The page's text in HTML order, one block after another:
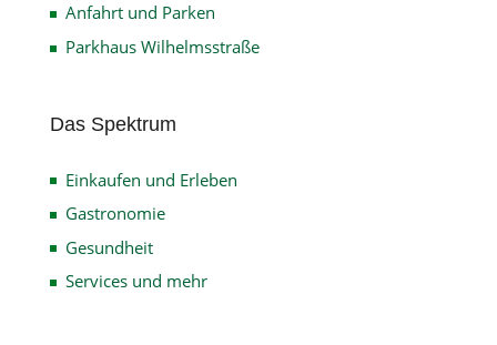
Anfahrt und Parken
Parkhaus Wilhelmsstraße
Das Spektrum
Einkaufen und Erleben
Gastronomie
Gesundheit
Services und mehr